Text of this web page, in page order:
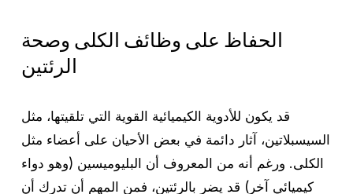
الحفاظ على وظائف الكلى وصحة
الرئتين
قد يكون للأدوية الكيميائية القوية التي تلقيتها، مثل
السيسبلاتين، آثار دائمة في بعض الأحيان على أعضاء مثل
الكلى. ورغم أنه من المعروف أن البليوميسين (وهو دواء
كيميائي آخر) قد يضر بالرئتين، فمن المهم أن تدرك أن